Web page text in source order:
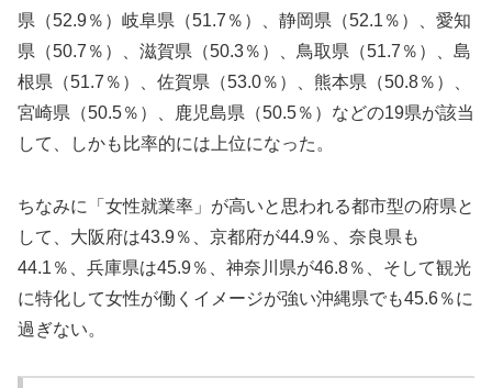
県（52.9％）岐阜県（51.7％）、静岡県（52.1％）、愛知
県（50.7％）、滋賀県（50.3％）、鳥取県（51.7％）、島
根県（51.7％）、佐賀県（53.0％）、熊本県（50.8％）、
宮崎県（50.5％）、鹿児島県（50.5％）などの19県が該当
して、しかも比率的には上位になった。
ちなみに「女性就業率」が高いと思われる都市型の府県と
して、大阪府は43.9％、京都府が44.9％、奈良県も
44.1％、兵庫県は45.9％、神奈川県が46.8％、そして観光
に特化して女性が働くイメージが強い沖縄県でも45.6％に
過ぎない。